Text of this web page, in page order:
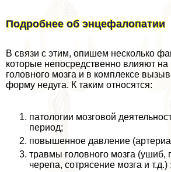
Подробнее об энцефалопатии
В связи с этим, опишем несколько
которые непосредственно влияют на
головного мозга и в комплексе
форму недуга. К таким относятся:
патологии мозговой
период;
повышенное давление
травмы головного мозга (ушиб,
черепа, сотрясение мозга и т.д.) ;